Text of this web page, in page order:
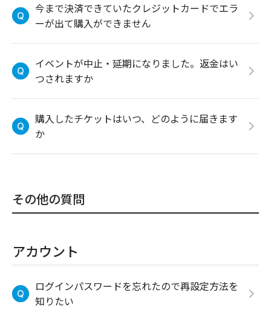
今まで決済できていたクレジットカードでエラ
ーが出て購入ができません
イベントが中止・延期になりました。返金はい
つされますか
購入したチケットはいつ、どのように届きます
か
その他の質問
アカウント
ログインパスワードを忘れたので再設定方法を
知りたい